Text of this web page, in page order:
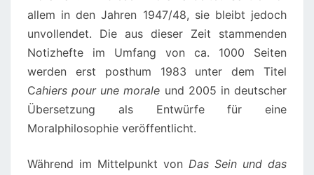
allem in den Jahren 1947/48, sie bleibt jedoch
unvollendet. Die aus dieser Zeit stammenden
Notizhefte im Umfang von ca. 1000 Seiten
werden erst posthum 1983 unter dem Titel
Cahiers pour une morale und 2005 in deutscher
Übersetzung als Entwürfe für eine
Moralphilosophie veröffentlicht.
Während im Mittelpunkt von Das Sein und das